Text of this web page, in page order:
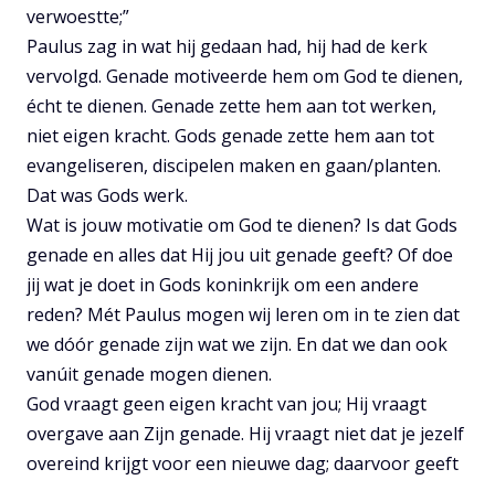
verwoestte;”
Paulus zag in wat hij gedaan had, hij had de kerk
vervolgd. Genade motiveerde hem om God te dienen,
écht te dienen. Genade zette hem aan tot werken,
niet eigen kracht. Gods genade zette hem aan tot
evangeliseren, discipelen maken en gaan/planten.
Dat was Gods werk.
Wat is jouw motivatie om God te dienen? Is dat Gods
genade en alles dat Hij jou uit genade geeft? Of doe
jij wat je doet in Gods koninkrijk om een andere
reden? Mét Paulus mogen wij leren om in te zien dat
we dóór genade zijn wat we zijn. En dat we dan ook
vanúit genade mogen dienen.
God vraagt geen eigen kracht van jou; Hij vraagt
overgave aan Zijn genade. Hij vraagt niet dat je jezelf
overeind krijgt voor een nieuwe dag; daarvoor geeft